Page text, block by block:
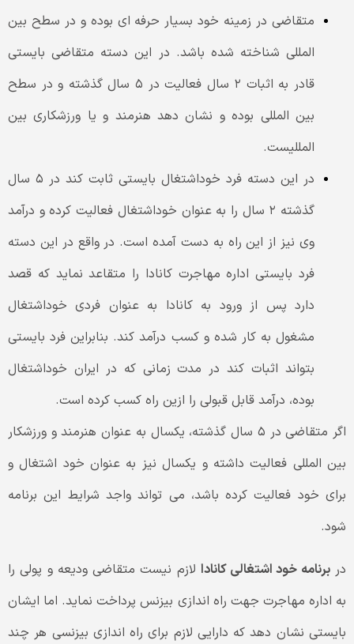
متقاضی در زمینه خود بسیار حرفه ای بوده و در سطح بین
المللی شناخته شده باشد. در این دسته متقاضی بایستی
قادر به اثبات ۲ سال فعالیت در ۵ سال گذشته و در سطح
بین المللی بوده و نشان دهد هنرمند و یا ورزشکاری بین
المللیست.
در این دسته فرد خوداشتغال بایستی ثابت کند در ۵ سال
گذشته ۲ سال را به عنوان خوداشتغال فعالیت کرده و درآمد
وی نیز از این راه به دست آمده است. در واقع در این دسته
فرد بایستی اداره مهاجرت کانادا را متقاعد نماید که قصد
دارد پس از ورود به کانادا به عنوان فردی خوداشتغال
مشغول به کار شده و کسب درآمد کند. بنابراین فرد بایستی
بتواند اثبات کند در مدت زمانی که در ایران خوداشتغال
بوده، درآمد قابل قبولی را ازین راه کسب کرده است.
اگر متقاضی در ۵ سال گذشته، یکسال به عنوان هنرمند و ورزشکار
بین المللی فعالیت داشته و یکسال نیز به عنوان خود اشتغال و
برای خود فعالیت کرده باشد، می تواند واجد شرایط این برنامه
شود.
دربرنامه خود اشتغالی کانادا لازم نیست متقاضی ودیعه و پولی را
به اداره مهاجرت جهت راه اندازی بیزنس پرداخت نماید. اما ایشان
بایستی نشان دهد که دارایی لازم برای راه اندازی بیزنسی هر چند